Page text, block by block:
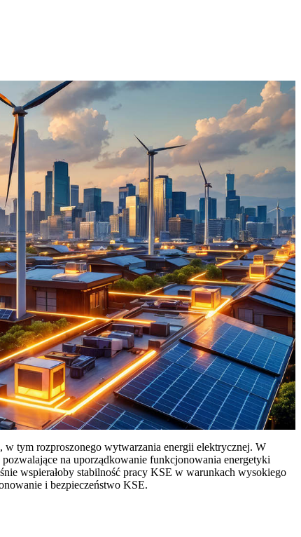
w tym rozproszonego wytwarzania energii elektrycznej. W
na uporządkowanie funkcjonowania energetyki
wspierałoby stabilność pracy KSE w warunkach wysokiego
i bezpieczeństwo KSE.